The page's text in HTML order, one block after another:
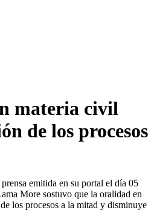
materia civil
de los procesos
emitida en su portal el día 05
More sostuvo que la oralidad en
los procesos a la mitad y disminuye